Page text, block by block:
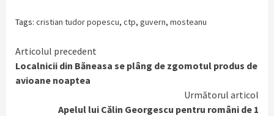
Tags: cristian tudor popescu, ctp, guvern, mosteanu
Continue
Reading
Articolul precedent
Localnicii din Băneasa se plâng de zgomotul produs de
avioane noaptea
Următorul articol
Apelul lui Călin Georgescu pentru români de 1